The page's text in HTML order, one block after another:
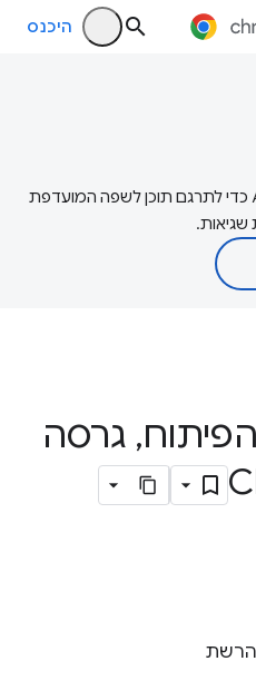
היכנס
‫Google משתמשת בטכנולוגיית AI כדי לתרגם תוכן לשפה המועדפת
שגיאות.
, גרסה
הרשת